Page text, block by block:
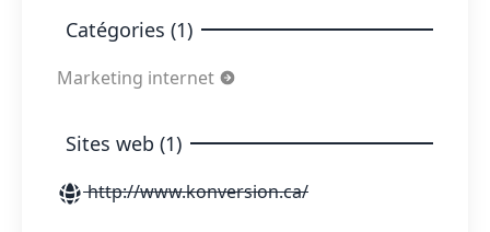
Catégories (1)
Marketing internet
Sites web (1)
http://www.konversion.ca/